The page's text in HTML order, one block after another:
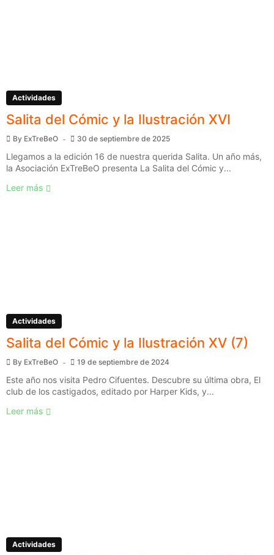
Actividades
Salita del Cómic y la Ilustración XVI
By ExTreBeO 30 de septiembre de 2025
Llegamos a la edición 16 de nuestra querida Salita. Un año más,
la Asociación ExTreBeO presenta La Salita del Cómic y...
Leer más
Actividades
Salita del Cómic y la Ilustración XV (7)
By ExTreBeO 19 de septiembre de 2024
Este año nos visita Pedro Cifuentes. Descubre su última obra, El
club de los castigados, editado por Harper Kids, y...
Leer más
Actividades